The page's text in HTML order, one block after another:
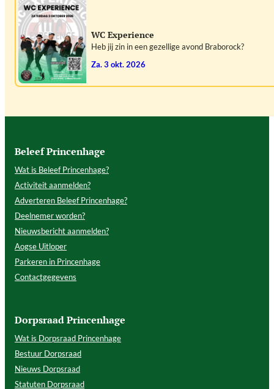
WC Experience
Heb jij zin in een gezellige avond Braborock?
za. 3 okt. 2026
Beleef Princenhage
Wat is Beleef Princenhage?
Activiteit aanmelden?
Adverteren Beleef Princenhage?
Deelnemer worden?
Nieuwsbericht aanmelden?
Aogse Uitloper
Parkeren in Princenhage
Contactgegevens
Dorpsraad Princenhage
Wat is Dorpsraad Princenhage
Bestuur Dorpsraad
Nieuws Dorpsraad
Statuten Dorpsraad